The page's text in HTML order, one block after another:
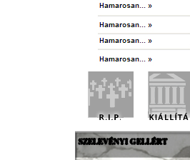
SZELEVÉNYI GELLÉRT